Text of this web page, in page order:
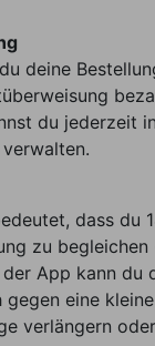
deine
du jederzeit
dass du
zu
App kann du
eine
verlängern